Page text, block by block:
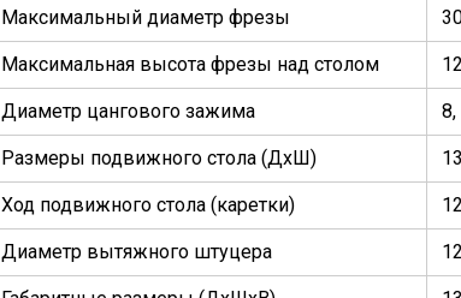
Максимальный диаметр фрезы
Максимальная высота фрезы над столом
Диаметр цангового зажима
Размеры подвижного стола (ДхШ)
Ход подвижного стола (каретки)
Диаметр вытяжного штуцера